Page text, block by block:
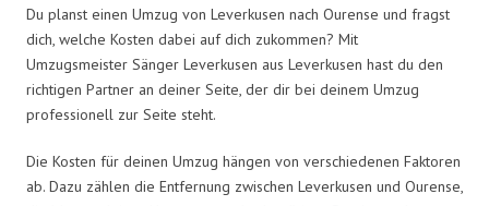
Du planst einen Umzug von Leverkusen nach Ourense und fragst
dich, welche Kosten dabei auf dich zukommen? Mit
Umzugsmeister Sänger Leverkusen aus Leverkusen hast du den
richtigen Partner an deiner Seite, der dir bei deinem Umzug
professionell zur Seite steht.
Die Kosten für deinen Umzug hängen von verschiedenen Faktoren
ab. Dazu zählen die Entfernung zwischen Leverkusen und Ourense,